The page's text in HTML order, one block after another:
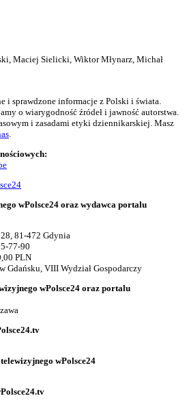
Maciej Sielicki, Wiktor Młynarz, Michał
i sprawdzone informacje z Polski i świata.
o wiarygodność źródeł i jawność autorstwa.
i zasadami etyki dziennikarskiej. Masz
.
wPolsce24 oraz wydawca portalu
81-472 Gdynia
77-90
PLN
Gdańsku, VIII Wydział Gospodarczy
wPolsce24 oraz portalu
wPolsce24